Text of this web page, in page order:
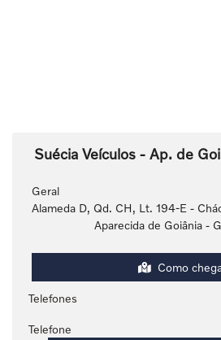
Suécia Veículos - Ap. de
Geral
Alameda D, Qd. CH, Lt. 194-E -
Aparecida de Goiânia -
Como
Telefones
Telefone